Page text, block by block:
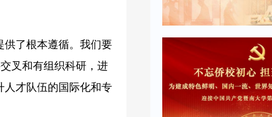
供了根本遵循。我们要
叉和有组织科研，进
人才队伍的国际化和专